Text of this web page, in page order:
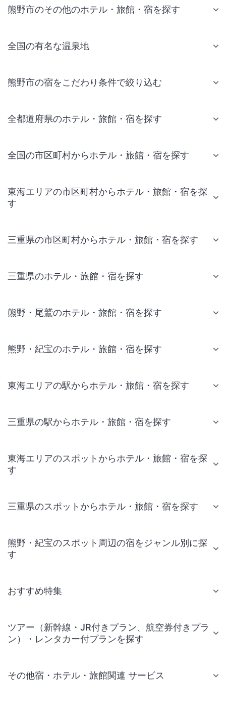
熊野市のその他のホテル・旅館・宿を探す
全国の有名な温泉地
熊野市の宿をこだわり条件で絞り込む
全都道府県のホテル・旅館・宿を探す
全国の市区町村からホテル・旅館・宿を探す
東海エリアの市区町村からホテル・旅館・宿を探
す
三重県の市区町村からホテル・旅館・宿を探す
三重県のホテル・旅館・宿を探す
熊野・尾鷲のホテル・旅館・宿を探す
熊野・紀宝のホテル・旅館・宿を探す
東海エリアの駅からホテル・旅館・宿を探す
三重県の駅からホテル・旅館・宿を探す
東海エリアのスポットからホテル・旅館・宿を探
す
三重県のスポットからホテル・旅館・宿を探す
熊野・紀宝のスポット周辺の宿をジャンル別に探
す
おすすめ特集
ツアー（新幹線・JR付きプラン、航空券付きプラ
ン）・レンタカー付プランを探す
その他宿・ホテル・旅館関連 サービス